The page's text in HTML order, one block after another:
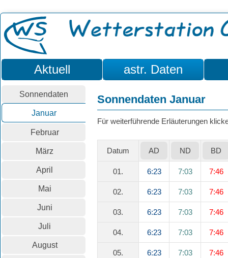
Aktuell astr. Daten
Sonnendaten
Januar
Februar
März
April
Mai
Juni
Juli
August
Sonnendaten Januar
Für weiterführende Erläuterungen
Datum AD ND BD
01. 6:23 7:03 7:46
02. 6:23 7:03 7:46
03. 6:23 7:03 7:46
04. 6:23 7:03 7:46
05. 6:23 7:03 7:46